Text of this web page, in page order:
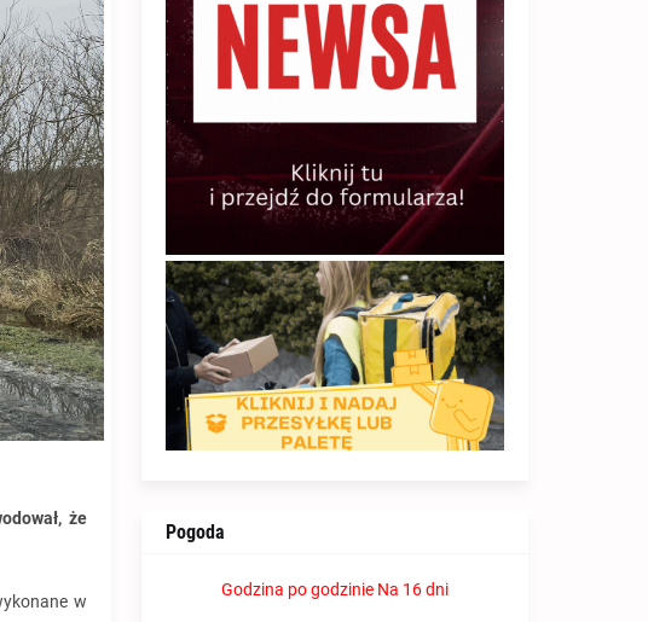
że
w
Pogoda
Godzina po godzinie Na 16 dni